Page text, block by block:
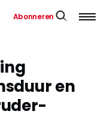
Abonneren
en